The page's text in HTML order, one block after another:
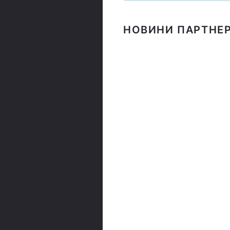
НОВИНИ